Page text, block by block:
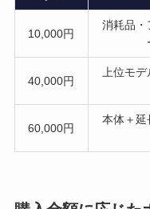
10,000円
消耗品・
40,000円
上位モデ
60,000円
本体＋延